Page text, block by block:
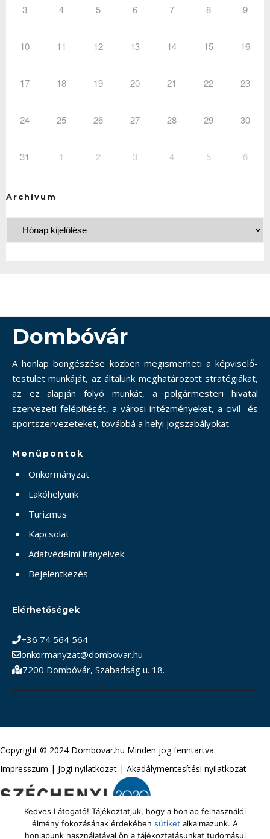
3 4 5 6 7 8 9
10 11 12 13 14 15 16
17 18 19 20 21 22 23
24 25 26 27 28 29 30
31 1 2 3 4 5 6
Archívum
Dombóvár
A honlap böngészése közben megismerheti a képviselő-
testület munkáját, az általunk meghatározott stratégiákat,
az ez alapján folyó munkát, a polgármesteri hivatal
szervezeti felépítését, a városi intézményeket, a civil- és
sportszervezeteket, továbbá a helyi jogszabályokat.
Menüpontok
Önkormányzat
Lakóhelyünk
Turizmus
Kapcsolat
Adatvédelmi irányelvek
Bejelentkezés
Elérhetőségek
+36 74 564 564
onkormanyzat@dombovar.hu
7200 Dombóvár, Szabadság u. 18.
Copyright © 2024 Dombovar.hu Minden jog fenntartva.
Impresszum | Jogi nyilatkozat | Akadálymentesítési nyilatkozat
Kedves Látogató! Tájékoztatjuk, hogy a honlap felhasználói
élmény fokozásának érdekében sütiket alkalmazunk. A
honlapunk használatával ön a tájékoztatásunkat tudomásul